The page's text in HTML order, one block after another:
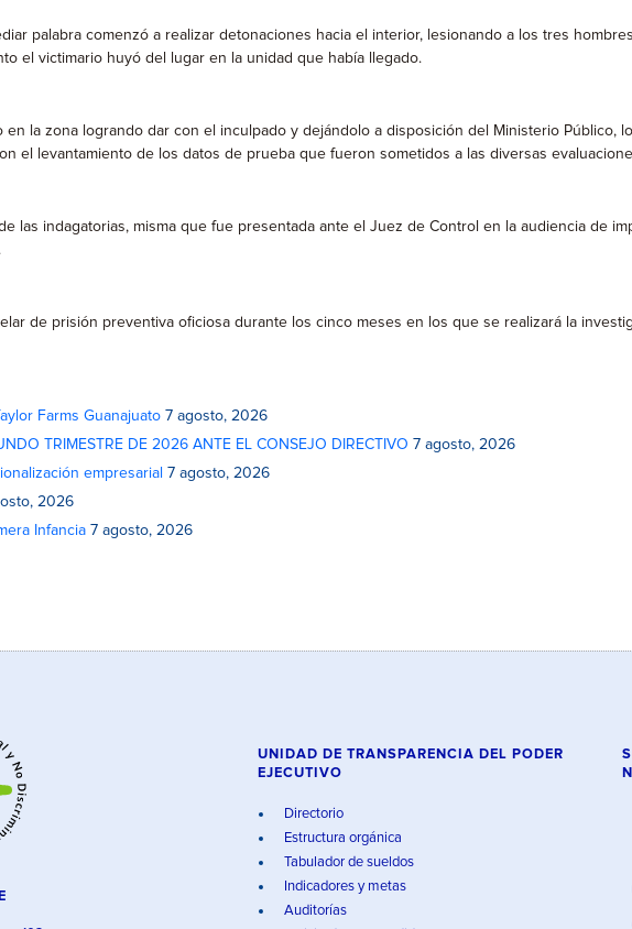
palabra comenzó a realizar detonaciones hacia el interior, lesionando a los tres
el victimario huyó del lugar en la unidad que había llegado.
la zona logrando dar con el inculpado y dejándolo a disposición del Ministerio Público,
el levantamiento de los datos de prueba que fueron sometidos a las diversas
las indagatorias, misma que fue presentada ante el Juez de Control en la audiencia de
de prisión preventiva oficiosa durante los cinco meses en los que se realizará la
Farms Guanajuato 7 agosto, 2026
TRIMESTRE DE 2026 ANTE EL CONSEJO DIRECTIVO 7 agosto, 2026
empresarial 7 agosto, 2026
2026
Infancia 7 agosto, 2026
UNIDAD DE TRANSPARENCIA DEL PODER
EJECUTIVO
Directorio
Estructura orgánica
Tabulador de sueldos
Indicadores y metas
Auditorías